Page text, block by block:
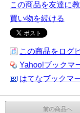
この商品を友達に
買い物を続ける
この商品をログ
Yahoo!ブックマ
はてなブックマ
前の商品へ